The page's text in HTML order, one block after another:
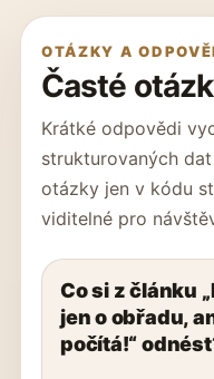
OTÁZKY A
Časté
Krátké odpovědi
strukturovaných
otázky jen v kódu
viditelné pro
Co si z článku
jen o obřadu,
počítá!“